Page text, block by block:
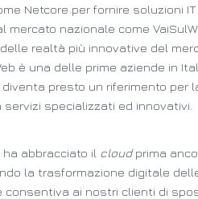
Netcore per fornire soluzioni
mercato nazionale come
realtà più innovative del
è una delle prime aziende in
diventa presto un riferimento per
servizi specializzati ed innovativi.
abbracciato il cloudprima
la trasformazione digitale
consentiva ai nostri clienti di